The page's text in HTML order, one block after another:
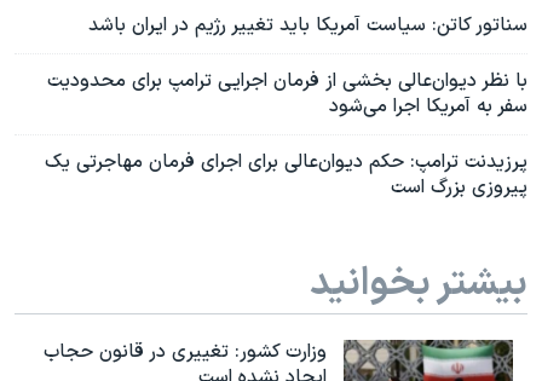
سناتور کاتن: سیاست آمریکا باید تغییر رژیم در ایران باشد
با نظر دیوان‌عالی بخشی از فرمان اجرایی ترامپ برای محدودیت
سفر به آمریکا اجرا می‌شود
پرزیدنت ترامپ: حکم دیوان‌عالی برای اجرای فرمان مهاجرتی یک
پیروزی بزرگ است
بیشتر بخوانید
وزارت کشور: تغییری در قانون حجاب